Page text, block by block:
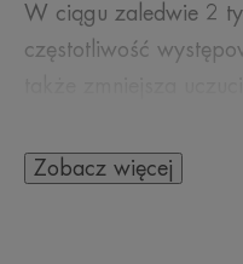
W ciągu zaledwie 2
częstotliwość
Angiopausine™ o
Zobacz więcej